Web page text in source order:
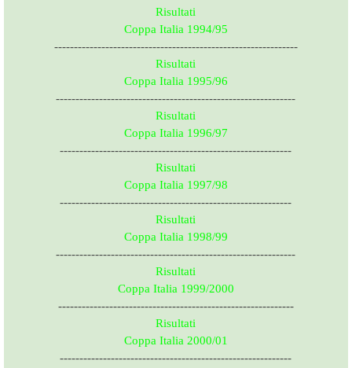
Risultati
Coppa Italia 1994/95
--------------------------------------------------------------
Risultati
Coppa Italia 1995/96
-------------------------------------------------------------
Risultati
Coppa Italia 1996/97
-----------------------------------------------------------
Risultati
Coppa Italia 1997/98
-----------------------------------------------------------
Risultati
Coppa Italia 1998/99
-------------------------------------------------------------
Risultati
Coppa Italia 1999/2000
------------------------------------------------------------
Risultati
Coppa Italia 2000/01
-----------------------------------------------------------